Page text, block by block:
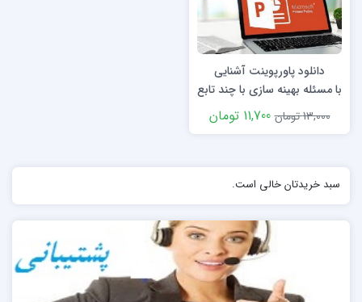
دانلود پاورپوینت آشنایی
با مسئله بهینه سازی با چند تابع
هدف
13,000 تومان 11,700 تومان
سبد خریدتان خالی است.